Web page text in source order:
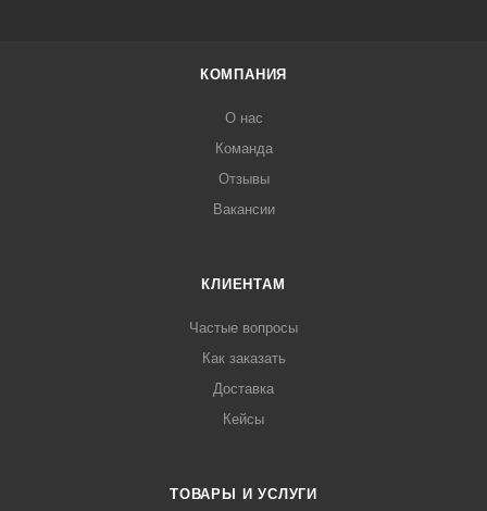
КОМПАНИЯ
О нас
Команда
Отзывы
Вакансии
КЛИЕНТАМ
Частые вопросы
Как заказать
Доставка
Кейсы
ТОВАРЫ И УСЛУГИ